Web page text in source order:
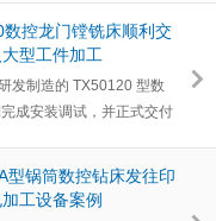
控龙门镗铣床顺利交
型工件加工
发制造的 TX50120 型数
成安装调试，并正式交付
型锅筒数控钻床发往印
工设备案例